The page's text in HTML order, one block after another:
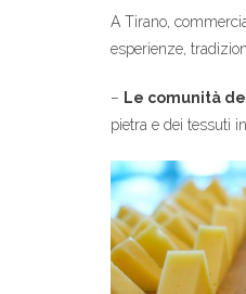
A Tirano,
esperienze,
– Le comunità
pietra e dei tessuti